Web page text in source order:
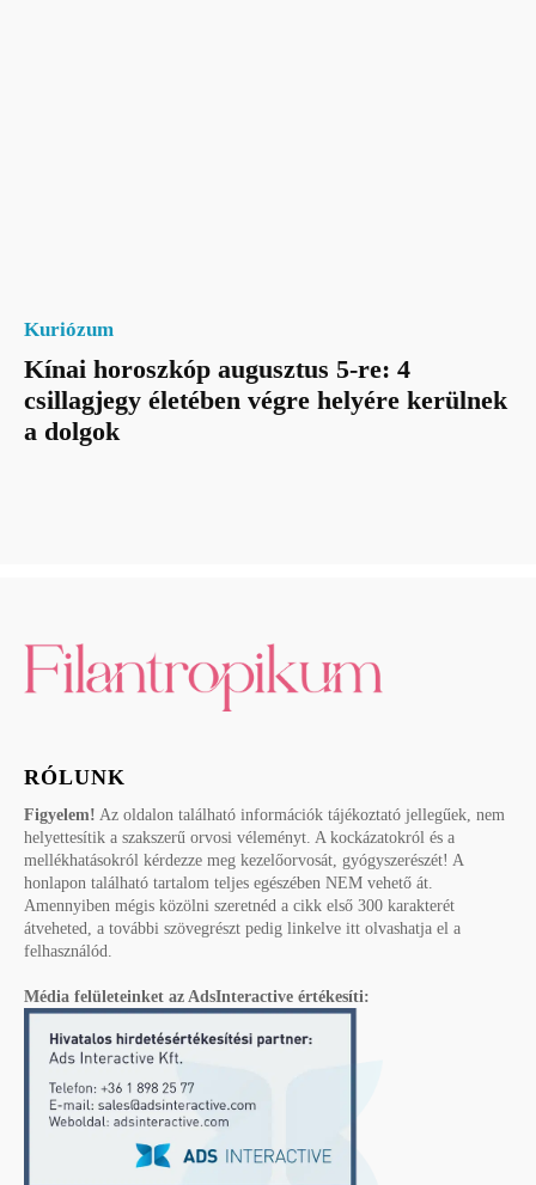
Kuriózum
Kínai horoszkóp augusztus 5-re: 4
csillagjegy életében végre helyére kerülnek
a dolgok
RÓLUNK
Figyelem! Az oldalon található információk tájékoztató jellegűek, nem
helyettesítik a szakszerű orvosi véleményt. A kockázatokról és a
mellékhatásokról kérdezze meg kezelőorvosát, gyógyszerészét! A
honlapon található tartalom teljes egészében NEM vehető át.
Amennyiben mégis közölni szeretnéd a cikk első 300 karakterét
átveheted, a további szövegrészt pedig linkelve itt olvashatja el a
felhasználód.
Média felületeinket az AdsInteractive értékesíti: